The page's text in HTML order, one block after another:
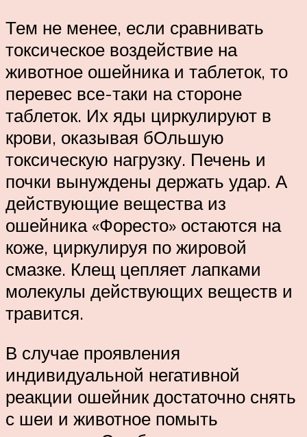
Тем не менее, если сравнивать
токсическое воздействие на
животное ошейника и таблеток, то
перевес все-таки на стороне
таблеток. Их яды циркулируют в
крови, оказывая бОльшую
токсическую нагрузку. Печень и
почки вынуждены держать удар. А
действующие вещества из
ошейника «Форесто» остаются на
коже, циркулируя по жировой
смазке. Клещ цепляет лапками
молекулы действующих веществ и
травится.
В случае проявления
индивидуальной негативной
реакции ошейник достаточно снять
с шеи и животное помыть